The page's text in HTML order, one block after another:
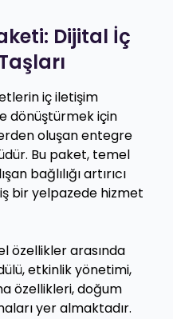
Dijital İç
iç iletişim
dönüştürmek için
oluşan entegre
Bu paket, temel
bağlılığı artırıcı
bir yelpazede hizmet
özellikler arasında
etkinlik yönetimi,
özellikleri, doğum
yer almaktadır.